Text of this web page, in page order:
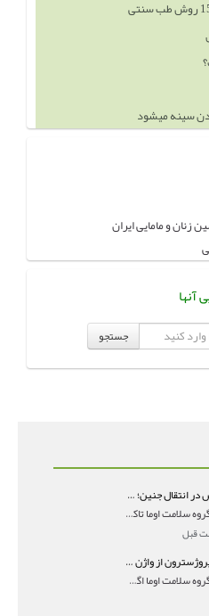
سينه ميشود
و مامایی ایران
آنها
جستجو
تاکرولیموس در انتقال جنین؛ آیا شانس لانه‌گزینی را افزایش می‌دهد؟
نویسنده: گروه سلامت اوما تاکرولیموس در انتقال جنین
چرا شیاف پروژسترون از واژن بیرون می‌ریزد؟ میزان جذب و زمان صحیح مصرف
نویسنده: گروه سلامت اوما اگر بعد از گذاشتن شیاف پر